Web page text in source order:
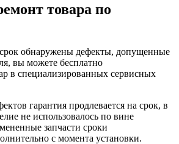
товара по
обнаружены дефекты, допущенные
вы можете бесплатно
в специализированных сервисных
гарантия продлевается на срок, в
не использовалось по вине
запчасти сроки
с момента установки.